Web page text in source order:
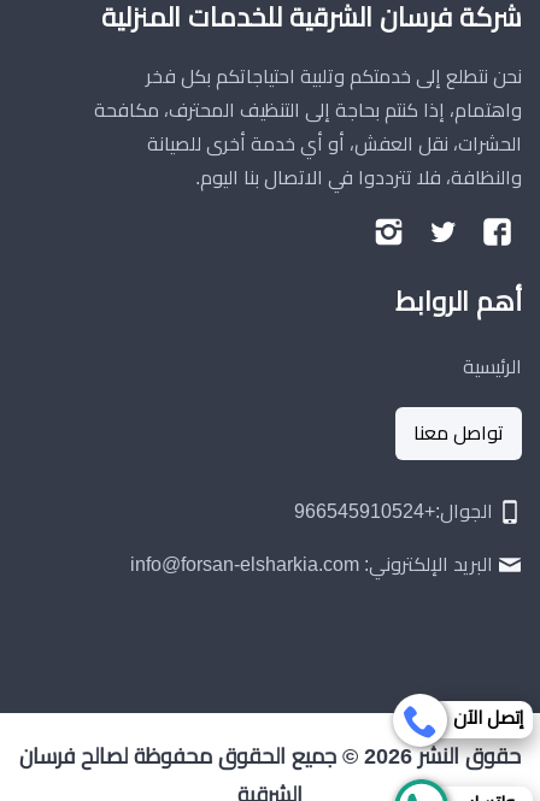
شركة فرسان الشرقية للخدمات المنزلية
نحن نتطلع إلى خدمتكم وتلبية احتياجاتكم بكل فخر
واهتمام، إذا كنتم بحاجة إلى التنظيف المحترف، مكافحة
الحشرات، نقل العفش، أو أي خدمة أخرى للصيانة
والنظافة، فلا تترددوا في الاتصال بنا اليوم.
تابعنا
فيسبوك
تابعنا
تويتر
أهم الروابط
الرئيسية
تواصل معنا
الجوال:+966545910524
البريد الإلكتروني: info@forsan-elsharkia.com
حقوق النشر 2026 © جميع الحقوق محفوظة لصالح فرسان
الشرقية
إتصل الآن